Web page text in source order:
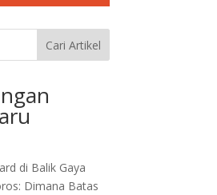
Cari Artikel
di Balik Gaya
Dimana Batas